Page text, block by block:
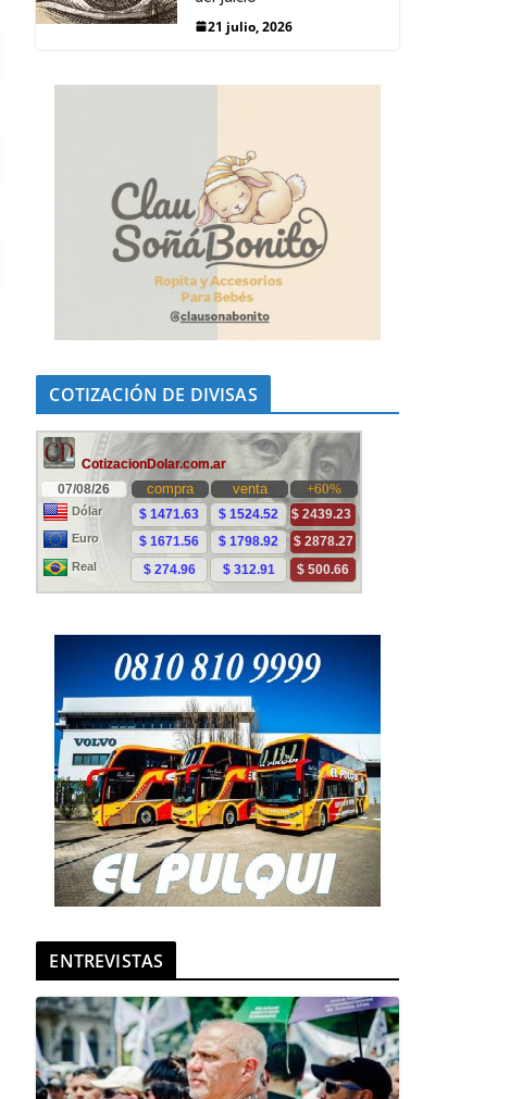
21 julio, 2026
COTIZACIÓN DE DIVISAS
ENTREVISTAS